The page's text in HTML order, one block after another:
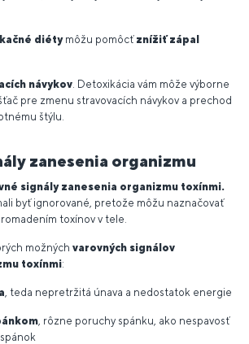
diétymôžu pomôcť znížiť zápal
návykov . Detoxikácia vám môže výborne
pre zmenu stravovacích návykov a prechod
štýlu.
zanesenia organizmu
signály zanesenia organizmu toxínmi.
byť ignorované, pretože môžu naznačovať
toxínov v tele.
možných varovných signálov
toxínmi:
, teda nepretržitá únava a nedostatok energie
, rôzne poruchy spánku, ako nespavosť